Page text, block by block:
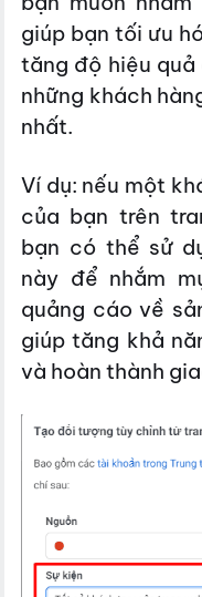
giúp bạn tối ưu
tăng độ hiệu quả
những khách
nhất.
Ví dụ: nếu một
của bạn trên
bạn có thể sử
này để nhắm
quảng cáo về
giúp tăng khả
và hoàn thành